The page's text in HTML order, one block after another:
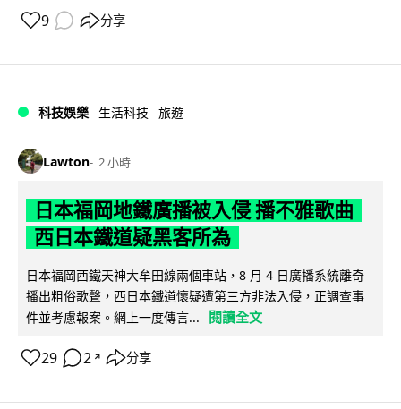
9 分享
科技娛樂 生活科技 旅遊
Lawton 2 小時
日本福岡地鐵廣播被入侵 播不雅歌曲
西日本鐵道疑黑客所為
日本福岡西鐵天神大牟田線兩個車站，8 月 4 日廣播系統離奇
播出粗俗歌聲，西日本鐵道懷疑遭第三方非法入侵，正調查事
件並考慮報案。網上一度傳言...
閱讀全文
29 2 ↗ 分享